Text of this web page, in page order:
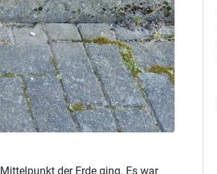
der Erde ging. Es war